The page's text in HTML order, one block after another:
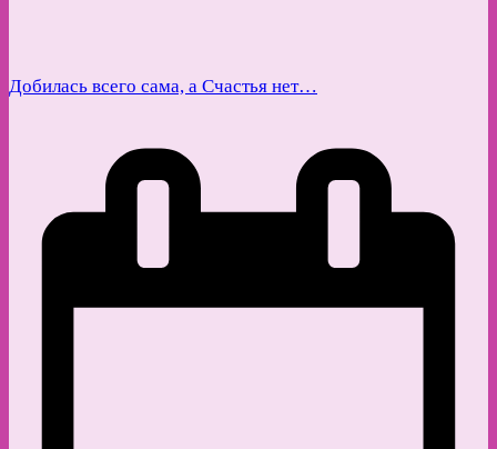
Добилась всего сама, а Счастья нет…